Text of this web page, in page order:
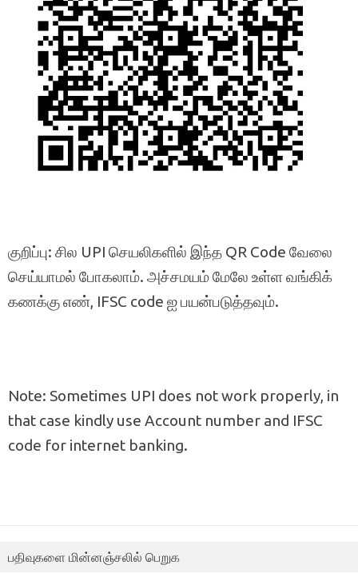
குறிப்பு: சில UPI செயலிகளில் இந்த QR Code வேலை
செய்யாமல் போகலாம். அச்சமயம் மேலே உள்ள வங்கிக்
கணக்கு எண், IFSC code ஐ பயன்படுத்தவும்.
Note: Sometimes UPI does not work properly, in
that case kindly use Account number and IFSC
code for internet banking.
பதிவுகளை மின்னஞ்சலில் பெறுக